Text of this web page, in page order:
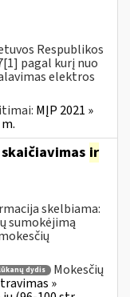
Respublikos
pagal kurį nuo
elektros
MĮP 2021 »
ir
skelbiama:
sumokėjimą
dydis
Mokesčių
»